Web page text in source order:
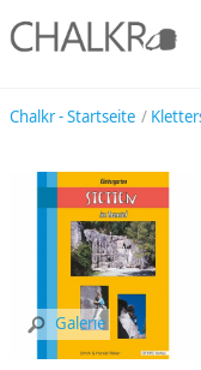
Chalkr - Startseite
Galerie